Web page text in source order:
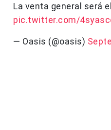
La venta general será
pic.twitter.com/
— Oasis (@oasis)